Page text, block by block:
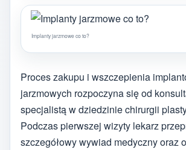
Implanty jarzmowe co to?
Proces zakupu i wszczepienia
jarzmowych rozpoczyna się od
specjalistą w dziedzinie chirurgii
Podczas pierwszej wizyty lekarz
szczegółowy wywiad medyczny oraz